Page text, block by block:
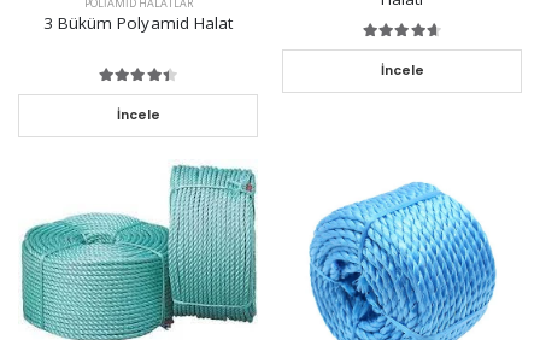
3 Büküm Polyamid Halat
İncele
İncele